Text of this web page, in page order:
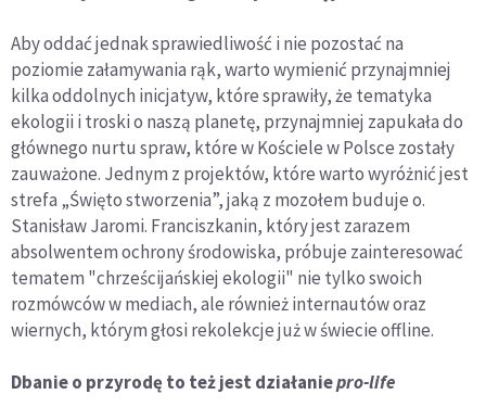
Aby oddać jednak sprawiedliwość i nie pozostać na
poziomie załamywania rąk, warto wymienić przynajmniej
kilka oddolnych inicjatyw, które sprawiły, że tematyka
ekologii i troski o naszą planetę, przynajmniej zapukała do
głównego nurtu spraw, które w Kościele w Polsce zostały
zauważone. Jednym z projektów, które warto wyróżnić jest
strefa „Święto stworzenia”, jaką z mozołem buduje o.
Stanisław Jaromi. Franciszkanin, który jest zarazem
absolwentem ochrony środowiska, próbuje zainteresować
tematem "chrześcijańskiej ekologii" nie tylko swoich
rozmówców w mediach, ale również internautów oraz
wiernych, którym głosi rekolekcje już w świecie offline.
Dbanie o przyrodę to też jest działaniepro-life